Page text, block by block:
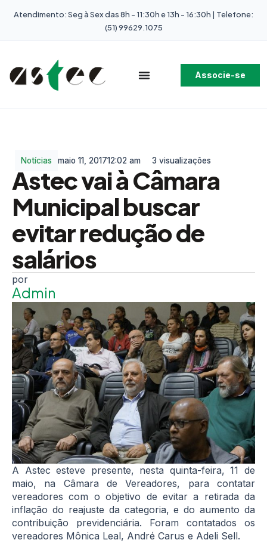
Atendimento: Seg à Sex das 8h - 11:30h e 13h - 16:30h | Telefone:
(51) 99629.1075
Associe-se
Notícias maio 11, 201712:02 am 3 visualizações
Astec vai à Câmara
Municipal buscar
evitar redução de
salários
Admin
A Astec esteve presente, nesta quinta-feira, 11 de
maio, na Câmara de Vereadores, para contatar
vereadores com o objetivo de evitar a retirada da
inflação do reajuste da categoria, e do aumento da
contribuição previdenciária. Foram contatados os
vereadores Mônica Leal, André Carus e Adeli Sell.